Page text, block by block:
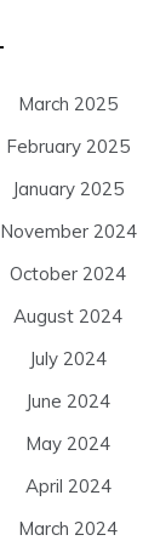
March 2025
February 2025
January 2025
November 2024
October 2024
August 2024
July 2024
June 2024
May 2024
April 2024
March 2024